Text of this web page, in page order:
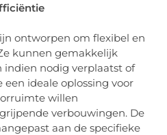
ontworpen om flexibel en
kunnen gemakkelijk
indien nodig verplaatst of
ideale oplossing voor
willen
verbouwingen. De
aan de specifieke